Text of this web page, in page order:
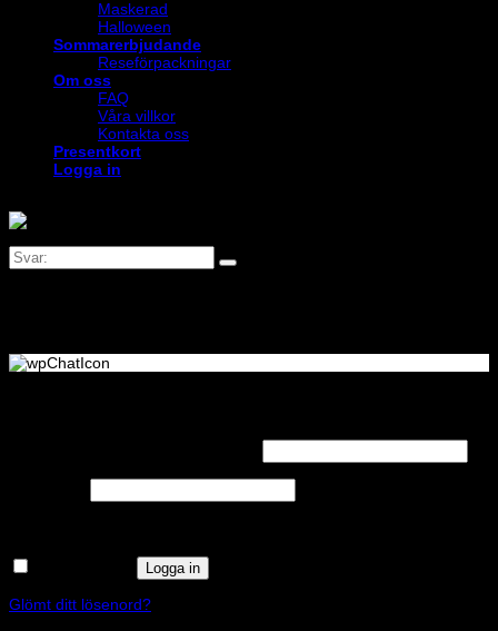
Maskerad
Halloween
Sommarerbjudande
Reseförpackningar
Om oss
FAQ
Våra villkor
Kontakta oss
Presentkort
Logga in
Obligatoriskt
Logga in
Glömt ditt lösenord?